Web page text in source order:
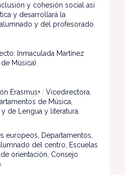
y cohesión social así
y desarrollará la
y del profesorado.
Inmaculada Martínez
Música).
Erasmus+ : Vicedirectora,
de Música,
de Lengua y literatura.
europeos, Departamentos,
del centro, Escuelas
orientación, Consejo